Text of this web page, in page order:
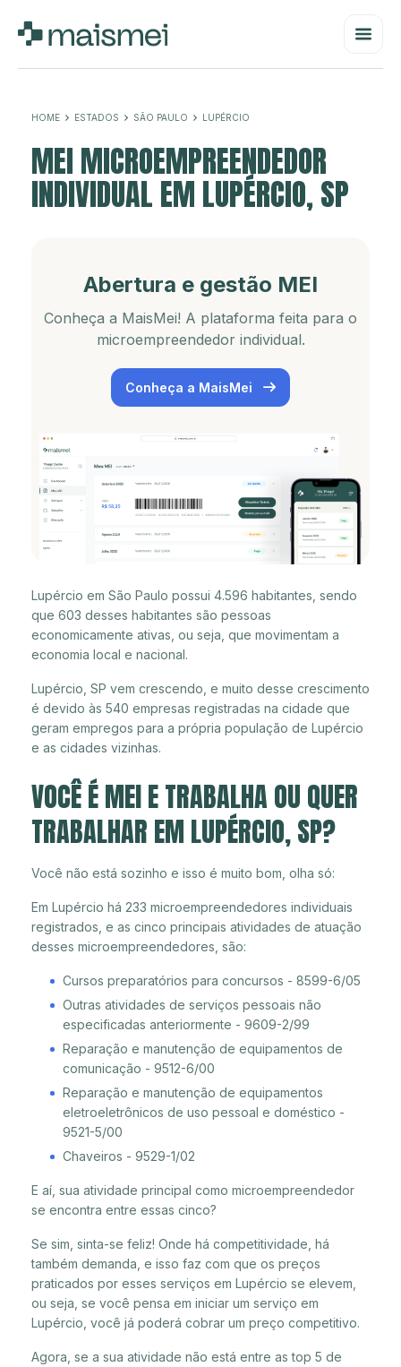
HOME ESTADOS SÃO PAULO LUPÉRCIO
MEI MICROEMPREENDEDOR
INDIVIDUAL EM LUPÉRCIO, SP
Abertura e gestão MEI
Conheça a MaisMei! A plataforma feita para o
microempreendedor individual.
Conheça a MaisMei
Lupércio em São Paulo possui 4.596 habitantes, sendo
que 603 desses habitantes são pessoas
economicamente ativas, ou seja, que movimentam a
economia local e nacional.
Lupércio, SP vem crescendo, e muito desse crescimento
é devido às 540 empresas registradas na cidade que
geram empregos para a própria população de Lupércio
e as cidades vizinhas.
VOCÊ É MEI E TRABALHA OU QUER
TRABALHAR EM LUPÉRCIO, SP?
Você não está sozinho e isso é muito bom, olha só:
Em Lupércio há 233 microempreendedores individuais
registrados, e as cinco principais atividades de atuação
desses microempreendedores, são:
Cursos preparatórios para concursos - 8599-6/05
Outras atividades de serviços pessoais não
especificadas anteriormente - 9609-2/99
Reparação e manutenção de equipamentos de
comunicação - 9512-6/00
Reparação e manutenção de equipamentos
eletroeletrônicos de uso pessoal e doméstico -
9521-5/00
Chaveiros - 9529-1/02
E aí, sua atividade principal como microempreendedor
se encontra entre essas cinco?
Se sim, sinta-se feliz! Onde há competitividade, há
também demanda, e isso faz com que os preços
praticados por esses serviços em Lupércio se elevem,
ou seja, se você pensa em iniciar um serviço em
Lupércio, você já poderá cobrar um preço competitivo.
Agora, se a sua atividade não está entre as top 5 de